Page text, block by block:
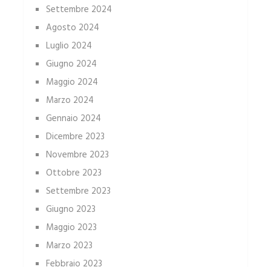
Settembre 2024
Agosto 2024
Luglio 2024
Giugno 2024
Maggio 2024
Marzo 2024
Gennaio 2024
Dicembre 2023
Novembre 2023
Ottobre 2023
Settembre 2023
Giugno 2023
Maggio 2023
Marzo 2023